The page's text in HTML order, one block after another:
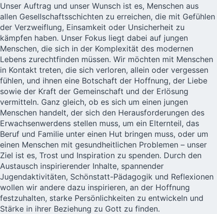
Unser Auftrag und unser Wunsch ist es, Menschen aus
allen Gesellschaftsschichten zu erreichen, die mit Gefühlen
der Verzweiflung, Einsamkeit oder Unsicherheit zu
kämpfen haben. Unser Fokus liegt dabei auf jungen
Menschen, die sich in der Komplexität des modernen
Lebens zurechtfinden müssen. Wir möchten mit Menschen
in Kontakt treten, die sich verloren, allein oder vergessen
fühlen, und ihnen eine Botschaft der Hoffnung, der Liebe
sowie der Kraft der Gemeinschaft und der Erlösung
vermitteln. Ganz gleich, ob es sich um einen jungen
Menschen handelt, der sich den Herausforderungen des
Erwachsenwerdens stellen muss, um ein Elternteil, das
Beruf und Familie unter einen Hut bringen muss, oder um
einen Menschen mit gesundheitlichen Problemen – unser
Ziel ist es, Trost und Inspiration zu spenden. Durch den
Austausch inspirierender Inhalte, spannender
Jugendaktivitäten, Schönstatt-Pädagogik und Reflexionen
wollen wir andere dazu inspirieren, an der Hoffnung
festzuhalten, starke Persönlichkeiten zu entwickeln und
Stärke in ihrer Beziehung zu Gott zu finden.